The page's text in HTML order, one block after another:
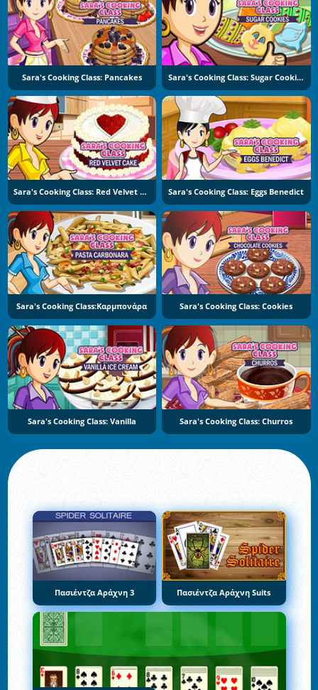
Sara's Cooking Class: Pancakes Sara's Cooking Class: Sugar Cookies
Sara's Cooking Class: Red Velvet Cake Sara's Cooking Class: Eggs Benedict
Sara's Cooking Class:Καρμπονάρα Sara's Cooking Class: Cookies
Sara's Cooking Class: Vanilla Sara's Cooking Class: Churros
Πασιέντζα Αράχνη 3 Πασιέντζα Αράχνη Suits